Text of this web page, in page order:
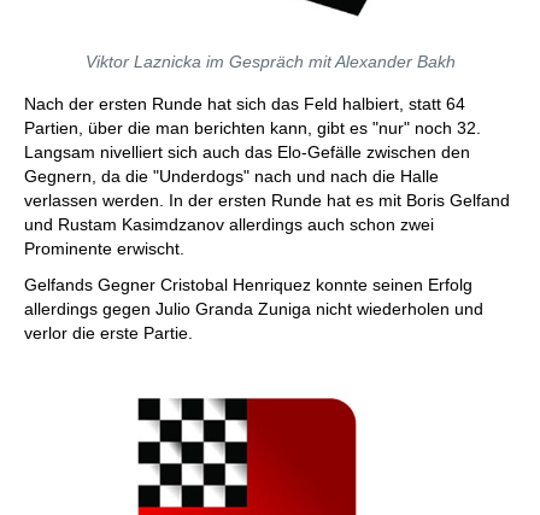
Viktor Laznicka im Gespräch mit Alexander Bakh
Nach der ersten Runde hat sich das Feld halbiert, statt 64
Partien, über die man berichten kann, gibt es "nur" noch 32.
Langsam nivelliert sich auch das Elo-Gefälle zwischen den
Gegnern, da die "Underdogs" nach und nach die Halle
verlassen werden. In der ersten Runde hat es mit Boris Gelfand
und Rustam Kasimdzanov allerdings auch schon zwei
Prominente erwischt.
Gelfands Gegner Cristobal Henriquez konnte seinen Erfolg
allerdings gegen Julio Granda Zuniga nicht wiederholen und
verlor die erste Partie.